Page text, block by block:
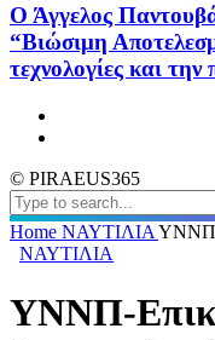
Ο Άγγελος
“Βιώσιμη
τεχνολογίες και
© PIRAEUS365
Home ΝΑΥΤΙΛΙΑ ΥΝΝΠ-
ΝΑΥΤΙΛΙΑ
ΥΝΝΠ-